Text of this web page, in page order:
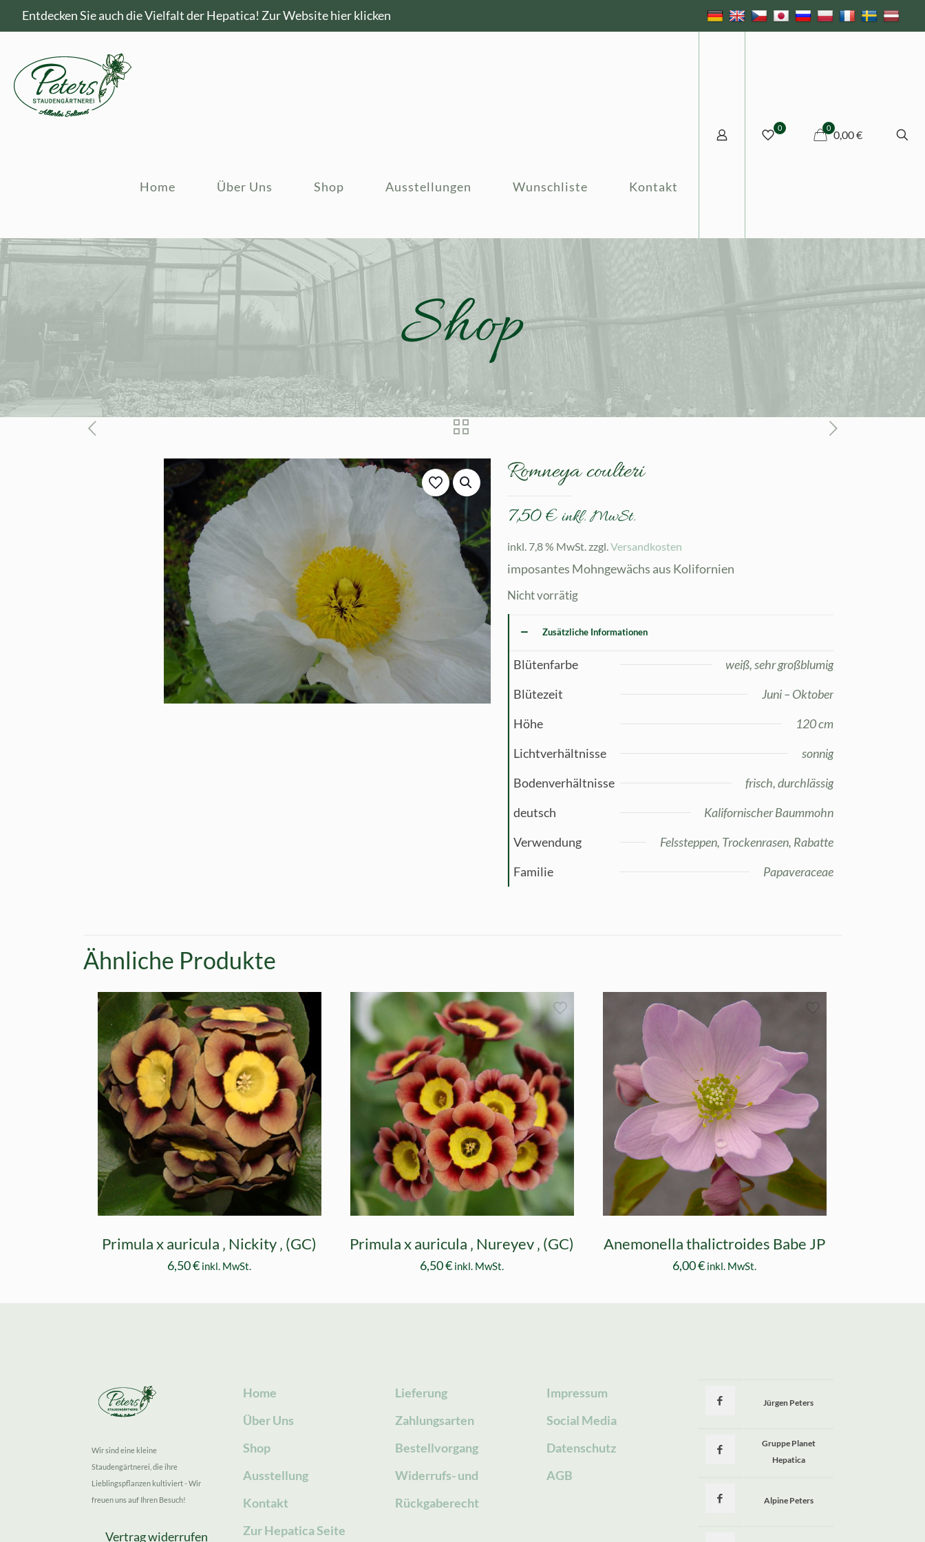
Entdecken Sie auch die Vielfalt der Hepatica! Zur Website hier klicken
Home Über Uns Shop Ausstellungen Wunschliste Kontakt
0 0
0,00 €
Shop
Romneya coulteri
7,50€ inkl. MwSt.
inkl. 7,8 % MwSt.zzgl.Versandkosten
imposantes Mohngewächs aus Kolifornien
Nicht vorrätig
Zusätzliche Informationen
Blütenfarbe
weiß, sehr großblumig
Blütezeit
Juni – Oktober
Höhe
120 cm
Lichtverhältnisse
sonnig
Bodenverhältnisse
frisch, durchlässig
deutsch
Kalifornischer Baummohn
Verwendung
Felssteppen, Trockenrasen, Rabatte
Familie
Papaveraceae
Ähnliche Produkte
Primula x auricula ‚ Nickity ‚ (GC)
6,50€ inkl. MwSt.
Primula x auricula ‚ Nureyev ‚ (GC)
6,50€ inkl. MwSt.
Anemonella thalictroides Babe JP
6,00€ inkl. MwSt.
Wir sind eine kleine
Staudengärtnerei, die ihre
Lieblingspflanzen kultiviert - Wir
freuen uns auf Ihren Besuch!
Vertrag widerrufen
Home
Über Uns
Shop
Ausstellung
Kontakt
Zur Hepatica Seite
Lieferung
Zahlungsarten
Bestellvorgang
Widerrufs- und
Rückgaberecht
Impressum
Social Media
Datenschutz
AGB
Jürgen Peters
Gruppe Planet
Hepatica
Alpine Peters